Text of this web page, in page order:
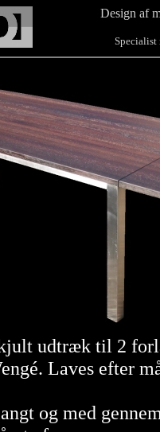
Design af
Specialist i
udtræk til 2
Laves efter
og med